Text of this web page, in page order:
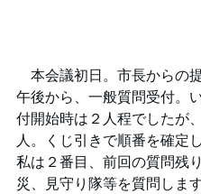
本会議初日。市長からの提
午後から、一般質問受付。
付開始時は２人程でしたが
人。くじ引きで順番を確定
私は２番目、前回の質問残
災、見守り隊等を質問しま